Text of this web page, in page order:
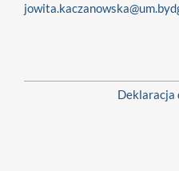
Deklaracja